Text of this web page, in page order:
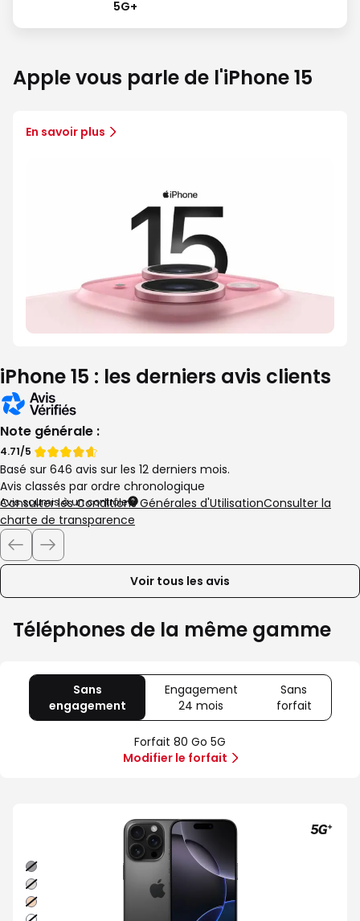
5G+
Apple vous parle de l'iPhone 15
En savoir plus
iPhone 15 : les derniers avis clients
Note générale :
Note
de
Note
de
4.71/5
Basé sur 646 avis sur les 12 derniers mois.
Avis classés par ordre chronologique
Avis soumis à un contrôle
Consulter les Conditions Générales d'UtilisationConsulter la
charte de transparence
Voir tous les avis
Téléphones de la même gamme
Sans
engagement
80
Go
5G
Engagement
24 mois
Offre
spéciale
Illimité
Sans
forfait
Sans
Forfait 80 Go 5G
Modifier le forfait
Noir
Naturel
Sable
Blanc